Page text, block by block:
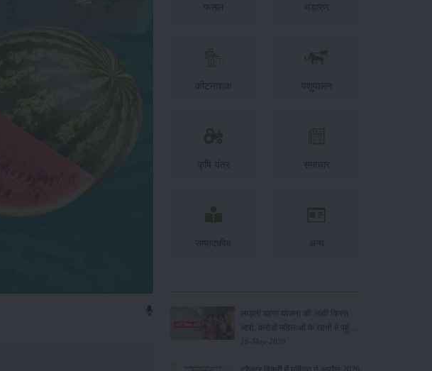
फसल भंडारण
कीटनाशक पशुपालन
कृषि यंत्र समाचार
सम्पादकीय अन्य
लाड़ली बहना योजना की 36वीं किस्त
जारी, करोड़ों महिलाओं के खातों में पहुंचे
1500 रुपये
16-May-2026